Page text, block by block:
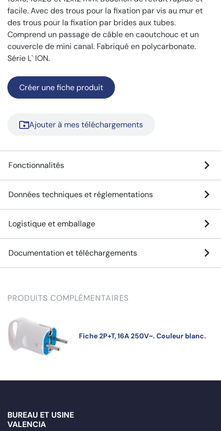
facile. Avec des trous pour la fixation par vis au mur et
des trous pour la fixation par brides aux tubes.
Comprend un passage de câble en caoutchouc et un
couvercle de mini canal. Fabriqué en polycarbonate.
Série L` ION.
Créer une fiche produit
Ajouter à mes téléchargements
Fonctionnalités
Données techniques et réglementations
Logistique et emballage
Documentation et téléchargements
PRODUITS COMPLÉMENTAIRES
Fiche 2P+T, 16A 250V~. Couleur blanc.
BUREAU ET USINE
VALENCIA